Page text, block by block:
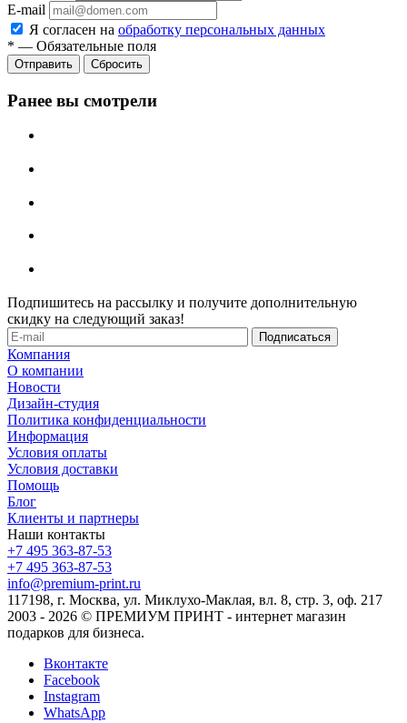
E-mail
Я согласен на обработку персональных данных
* — Обязательные поля
Отправить Сбросить
Ранее вы смотрели
Подпишитесь на рассылку и получите дополнительную
скидку на следующий заказ!
Компания
О компании
Новости
Дизайн-студия
Политика конфиденциальности
Информация
Условия оплаты
Условия доставки
Помощь
Блог
Клиенты и партнеры
Наши контакты
+7 495 363-87-53
+7 495 363-87-53
info@premium-print.ru
117198, г. Москва, ул. Миклухо-Маклая, вл. 8, стр. 3, оф. 217
2003 - 2026 © ПРЕМИУМ ПРИНТ - интернет магазин
подарков для бизнеса.
Вконтакте
Facebook
Instagram
WhatsApp